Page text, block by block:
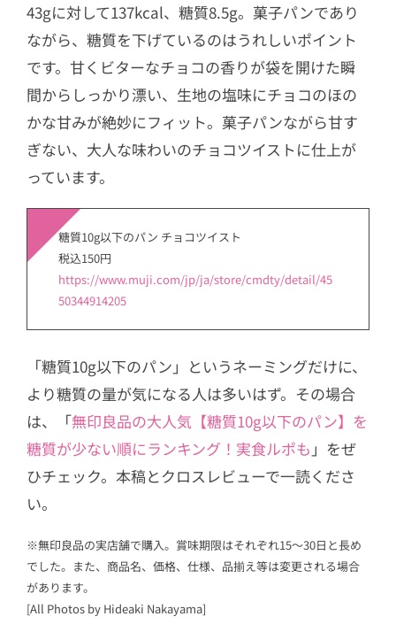
43gに対して137kcal、糖質8.5g。菓子パンであり
ながら、糖質を下げているのはうれしいポイント
です。甘くビターなチョコの香りが袋を開けた瞬
間からしっかり漂い、生地の塩味にチョコのほの
かな甘みが絶妙にフィット。菓子パンながら甘す
ぎない、大人な味わいのチョコツイストに仕上が
っています。
糖質10g以下のパン チョコツイスト
税込150円
https://www.muji.com/jp/ja/store/cmdty/detail/45
50344914205
「糖質10g以下のパン」というネーミングだけに、
より糖質の量が気になる人は多いはず。その場合
は、「無印良品の大人気【糖質10g以下のパン】を
糖質が少ない順にランキング！実食ルポも 」をぜ
ひチェック。本稿とクロスレビューで一読くださ
い。
※無印良品の実店舗で購入。賞味期限はそれぞれ15～30日と長め
でした。また、商品名、価格、仕様、品揃え等は変更される場合
があります。
[All Photos by Hideaki Nakayama]